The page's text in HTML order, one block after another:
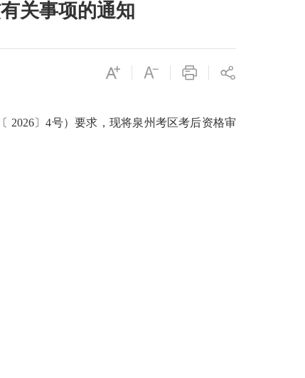
关事项的通知
2026〕4号）要求，现将泉州考区考后资格审